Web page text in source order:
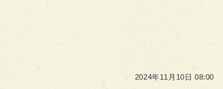
2024年11月10日 08:00